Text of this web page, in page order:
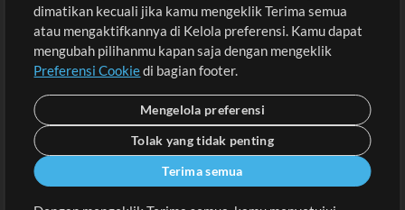
Sesi
Kirimkan musik kamu
Playlist
MT Conference
dimatikan kecuali jika kamu mengeklik Terima semua
atau mengaktifkannya di Kelola preferensi. Kamu dapat
mengubah pilihanmu kapan saja dengan mengeklik
Preferensi Cookiedi bagian footer.
Mengelola preferensi
Tolak yang tidak penting
Terima semua